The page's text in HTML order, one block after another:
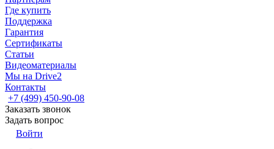
Где купить
Поддержка
Гарантия
Сертификаты
Статьи
Видеоматериалы
Мы на Drive2
Контакты
+7 (499) 450-90-08
Заказать звонок
Задать вопрос
Войти